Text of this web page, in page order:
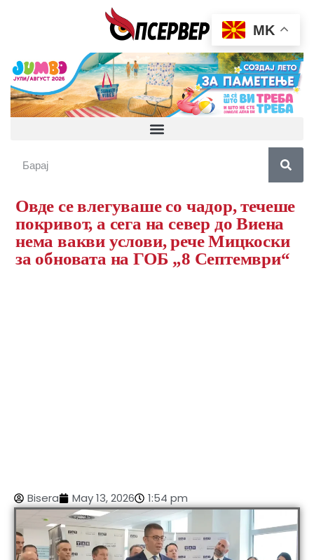
Овде се влегуваше со чадор, течеше
покривот, а сега на север до Виена
нема вакви услови, рече Мицкоски
за обновата на ГОБ „8 Септември“
Bisera May 13, 2026 1:54 pm
MK